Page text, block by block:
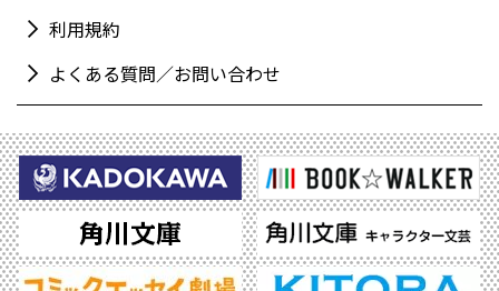
利用規約
よくある質問／お問い合わせ